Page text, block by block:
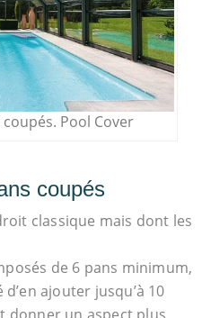
Pool Cover
coupés
classique mais dont les
de 6 pans minimum,
ajouter jusqu’à 10